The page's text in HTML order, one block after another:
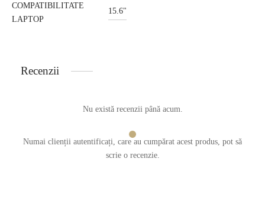
COMPATIBILITATE
LAPTOP
15.6"
Recenzii
Nu există recenzii până acum.
Numai clienții autentificați, care au cumpărat acest produs, pot să
scrie o recenzie.